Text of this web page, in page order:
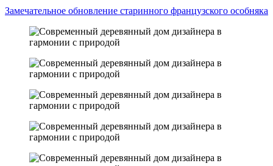
Замечательное обновление старинного французского особняка